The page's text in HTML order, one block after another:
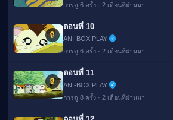
การดู 6 ครั้ง · 2 เดือนที่ผ่านมา
🔒
ตอนที่ 10
ANI-BOX PLAY
การดู 6 ครั้ง · 2 เดือนที่ผ่านมา
🔒
ตอนที่ 11
ANI-BOX PLAY
การดู 8 ครั้ง · 2 เดือนที่ผ่านมา